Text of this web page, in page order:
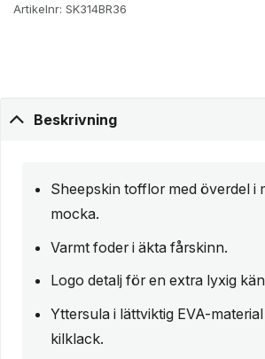
Artikelnr: SK314BR36
Beskrivning
Sheepskin tofflor med överdel i
mocka.
Varmt foder i äkta fårskinn.
Logo detalj för en extra lyxig
Yttersula i lättviktig EVA-
kilklack.